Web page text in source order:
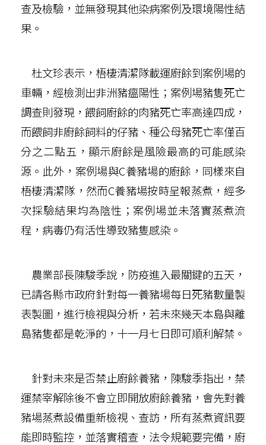
查及檢驗，並無發現其他染病案例及環境陽性結
果。
杜文珍表示，梧棲清潔隊載運廚餘到案例場的
車輛，經檢測出非洲豬瘟陽性；案例場豬隻死亡
調查則發現，餵飼廚餘的肉豬死亡率高達四成，
而餵飼非廚餘飼料的仔豬、種公母豬死亡率僅百
分之二點五，顯示廚餘是風險最高的可能感染
源。此外，案例場與C養豬場的廚餘，同樣來自
梧棲清潔隊，然而C養豬場按時呈報蒸煮，經多
次採驗結果均為陰性；案例場並未落實蒸煮流
程，病毒仍有活性導致豬隻感染。
農業部長陳駿季說，防疫進入最關鍵的五天，
已請各縣市政府針對每一養豬場每日死豬數量製
表製圖，進行檢視與分析，若未來幾天本島與離
島豬隻都是乾淨的，十一月七日即可順利解禁。
針對未來是否禁止廚餘養豬，陳駿季指出，禁
運禁宰解除後不會立即開放廚餘養豬，會先對養
豬場蒸煮設備重新檢視、查訪，所有蒸煮資訊要
能即時監控，並落實稽查，法令規範要完備，廚